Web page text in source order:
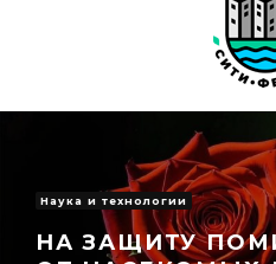
Наука и технологии
НА ЗАЩИТУ